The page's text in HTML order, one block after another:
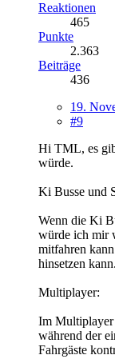
Reaktionen
465
Punkte
2.363
Beiträge
436
19.
#9
Hi TML, es
würde.
Ki Busse und
Wenn die Ki
würde ich mir
mitfahren
hinsetzen kann.
Multiplayer:
Im Multiplayer
während der
Fahrgäste